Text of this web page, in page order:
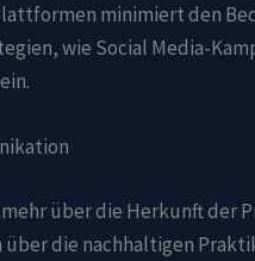
minimiert den
wie Social Media-
über die Herkunft der
die nachhaltigen